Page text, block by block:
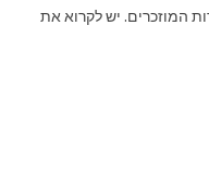
המוזכרים. יש לקרוא את